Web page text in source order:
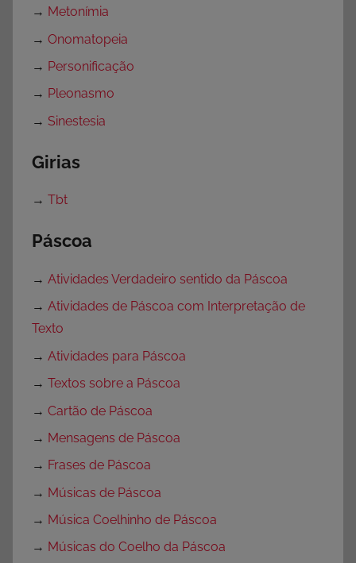
→ Metonímia
→ Onomatopeia
→ Personificação
→ Pleonasmo
→ Sinestesia
Girias
→ Tbt
Páscoa
→ Atividades Verdadeiro sentido da Páscoa
→ Atividades de Páscoa com Interpretação de
Texto
→ Atividades para Páscoa
→ Textos sobre a Páscoa
→ Cartão de Páscoa
→ Mensagens de Páscoa
→ Frases de Páscoa
→ Músicas de Páscoa
→ Música Coelhinho de Páscoa
→ Músicas do Coelho da Páscoa